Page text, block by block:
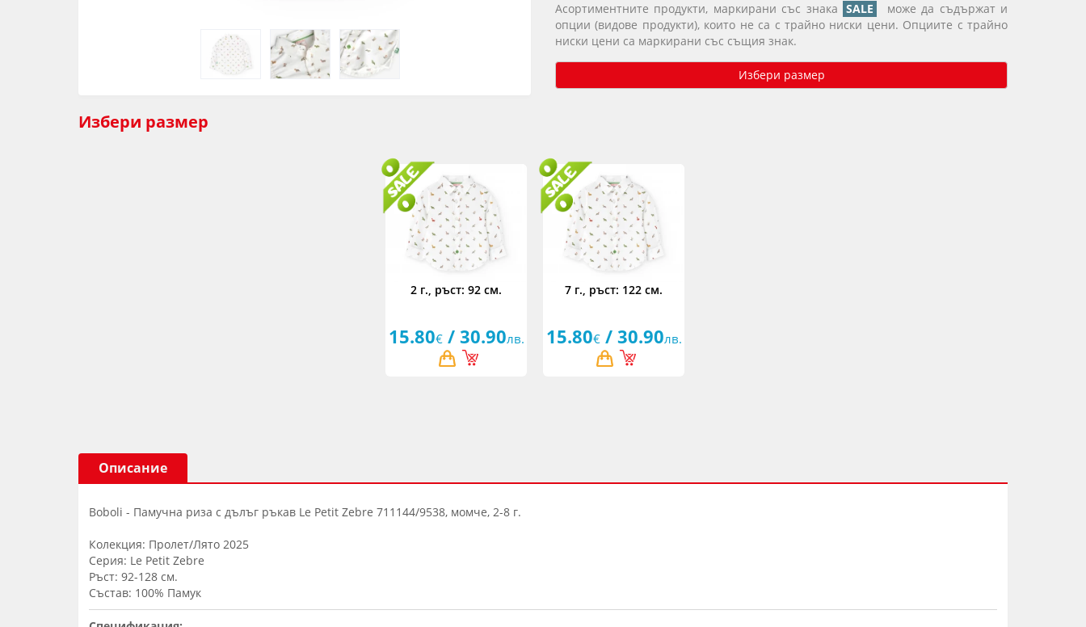
Асортиментните продукти, маркирани със знака SALE
може да съдържат и
опции (видове продукти), които не са с трайно ниски цени. Опциите с трайно
ниски цени са маркирани със същия знак.
Избери размер
Избери размер
2 г., ръст: 92 см.
15.80€/ 30.90лв.
7 г., ръст: 122 см.
15.80€/ 30.90лв.
Описание
Boboli - Памучна риза с дълъг ръкав Le Petit Zebre 711144/9538, момче, 2-8 г.
Колекция: Пролет/Лято 2025
Серия: Le Petit Zebre
Ръст: 92-128 см.
Състав: 100% Памук